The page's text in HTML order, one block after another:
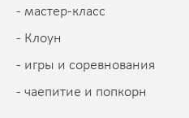
- мастер-класс
- Клоун
- игры и соревнования
- чаепитие и попкорн